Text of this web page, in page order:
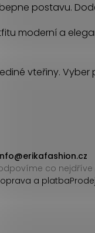
postavu.
moderní a
vteřiny.
@erikafashion.cz
co nejdříve
a platba